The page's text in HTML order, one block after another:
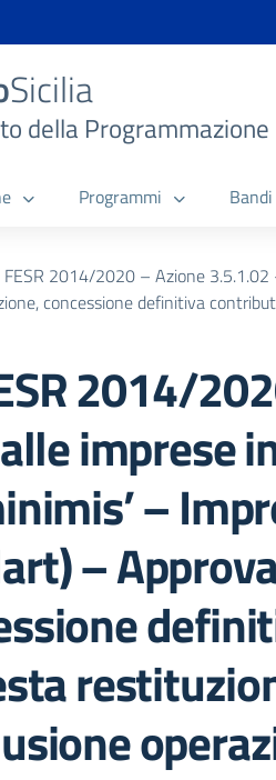
Sicilia
della Programmazione
Programmi
FESR 2014/2020 – Azione
concessione definitiva
2014/
imprese
–
–